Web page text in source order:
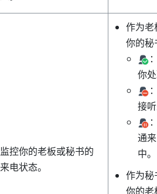
监控你的老板或秘书的
来电状态。
作为老
你的秘
你
接
通
中。
作为秘
你的老